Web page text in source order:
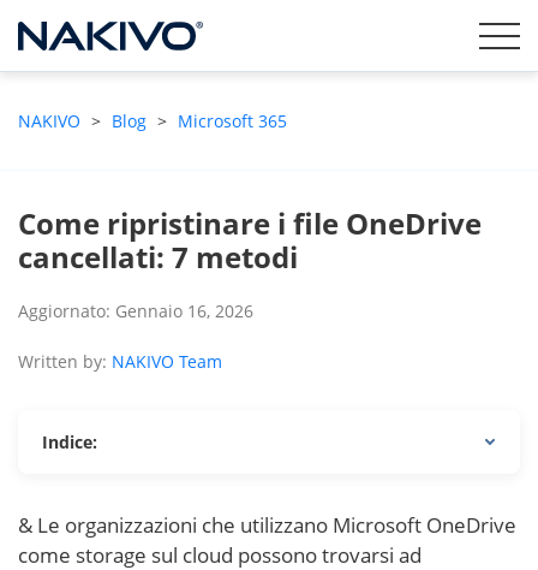
NAKIVO > Blog > Microsoft 365
Come ripristinare i file OneDrive
cancellati: 7 metodi
Aggiornato: Gennaio 16, 2026
Written by: NAKIVO Team
Indice:
& Le organizzazioni che utilizzano Microsoft OneDrive
come storage sul cloud possono trovarsi ad